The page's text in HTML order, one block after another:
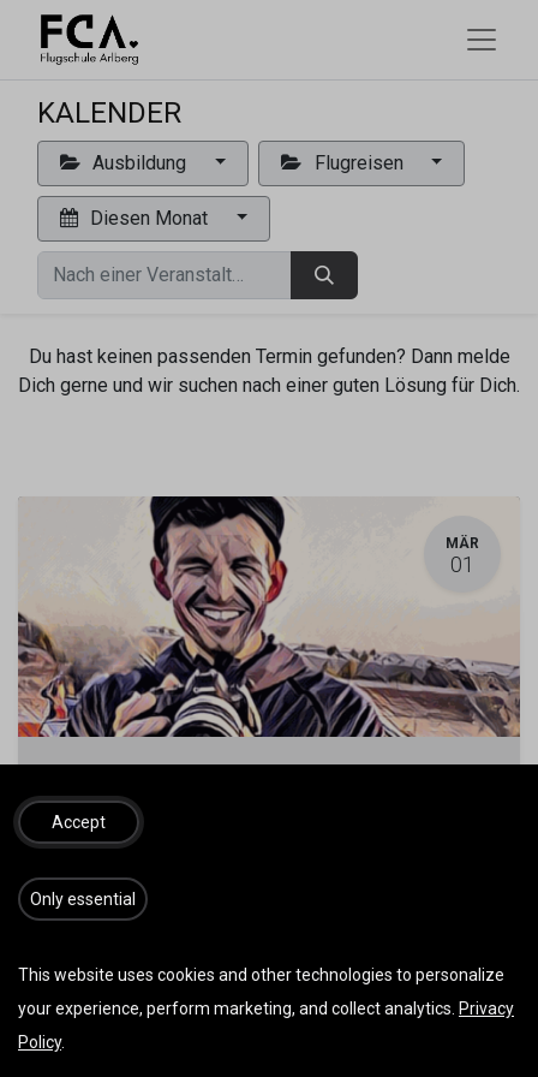
KALENDER
Ausbildung Flugreisen
Diesen Monat
Du hast keinen passenden Termin gefunden? Dann melde
Dich gerne und wir suchen nach einer guten Lösung für Dich.
MÄR
01
1. März 2026
Schnifis,Österreich
Fluglehrervideos
MÄR
01
Accept
​​​Only essential
This website uses cookies and other technologies to personalize
your experience, perform marketing, and collect analytics. Privacy
Policy.